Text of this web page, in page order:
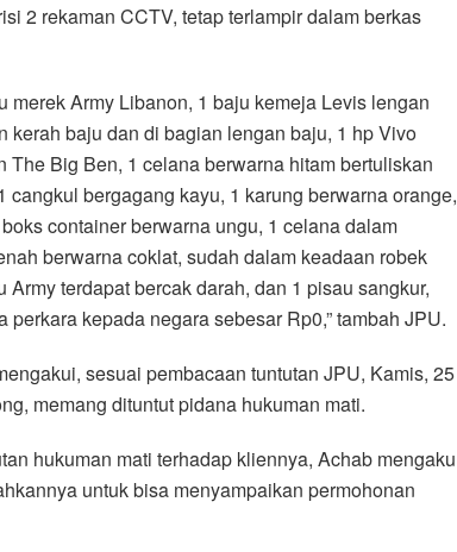
2 rekaman CCTV, tetap terlampir dalam berkas
Army Libanon, 1 baju kemeja Levis lengan
kerah baju dan di bagian lengan baju, 1 hp Vivo
Big Ben, 1 celana berwarna hitam bertuliskan
bergagang kayu, 1 karung berwarna orange,
container berwarna ungu, 1 celana dalam
berwarna coklat, sudah dalam keadaan robek
terdapat bercak darah, dan 1 pisau sangkur,
kepada negara sebesar Rp0,” tambah JPU.
sesuai pembacaan tuntutan JPU, Kamis, 25
memang dituntut pidana hukuman mati.
hukuman mati terhadap kliennya, Achab mengaku
untuk bisa menyampaikan permohonan